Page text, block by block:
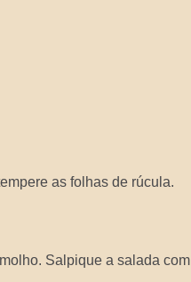
as folhas de rúcula.
Salpique a salada com